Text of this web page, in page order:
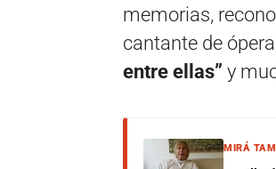
memorias,
cantante de
entre ellas” y
MIRÁ